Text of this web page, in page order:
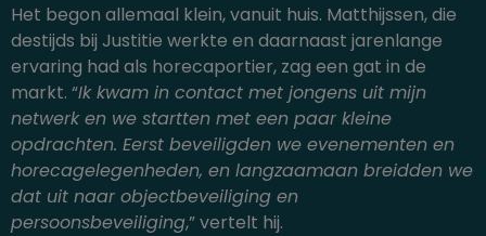
Het begon allemaal klein, vanuit huis. Matthijssen, die
destijds bij Justitie werkte en daarnaast jarenlange
ervaring had als horecaportier, zag een gat in de
markt. “Ik kwam in contact met jongens uit mijn
netwerk en we startten met een paar kleine
opdrachten. Eerst beveiligden we evenementen en
horecagelegenheden, en langzaamaan breidden we
dat uit naar objectbeveiliging en
persoonsbeveiliging,” vertelt hij.